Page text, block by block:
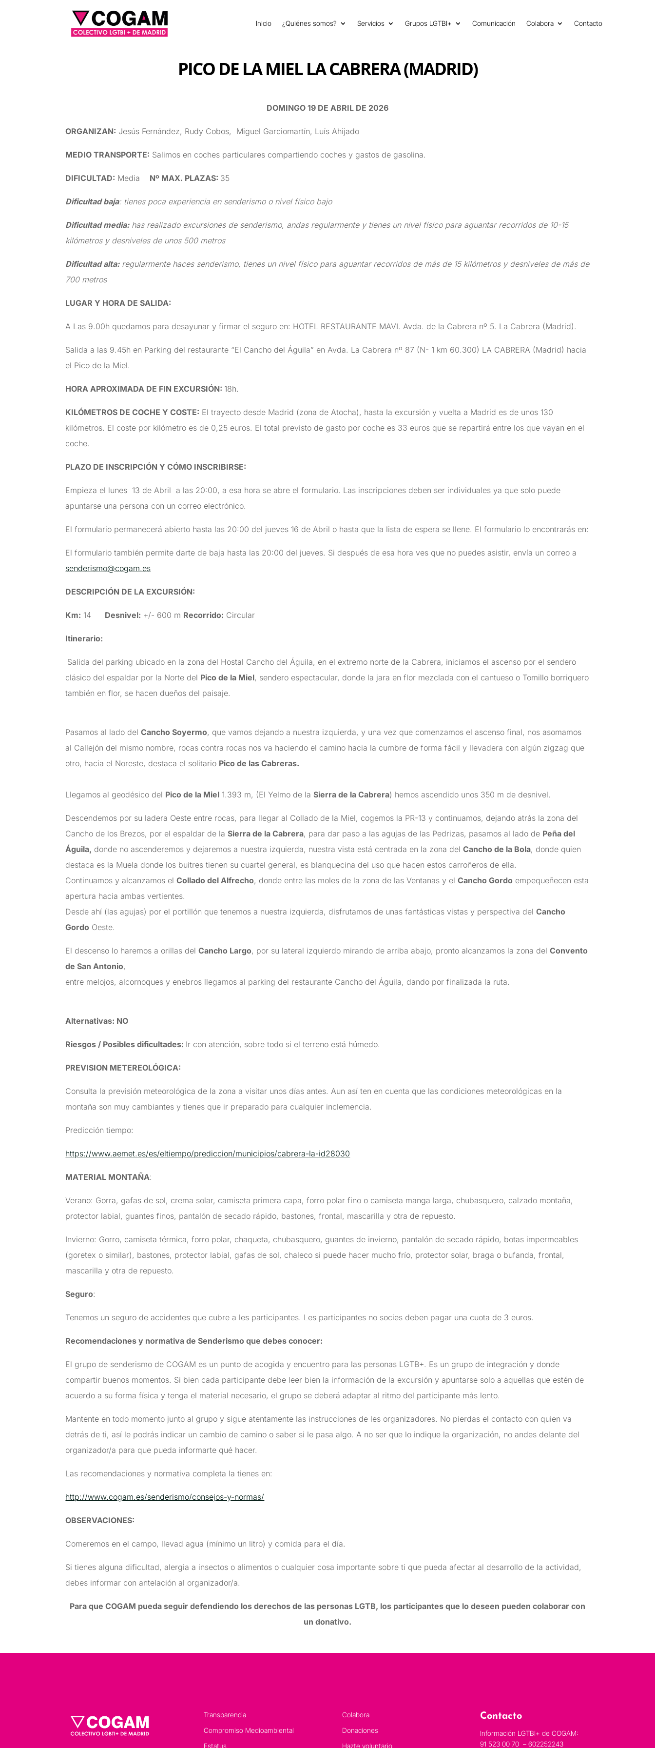
Inicio ¿Quiénes somos? Servicios Grupos LGTBI+ Comunicación Colabora Contacto
PICO DE LA MIEL LA CABRERA (MADRID)
DOMINGO 19 DE ABRIL DE 2026
ORGANIZAN: Jesús Fernández, Rudy Cobos, Miguel Garciomartín, Luís Ahijado
MEDIO TRANSPORTE: Salimos en coches particulares compartiendo coches y gastos de gasolina.
DIFICULTAD: Media Nº MAX. PLAZAS: 35
Dificultad baja: tienes poca experiencia en senderismo o nivel físico bajo
Dificultad media:has realizado excursiones de senderismo, andas regularmente y tienes un nivel físico para aguantar recorridos de 10-15
kilómetros y desniveles de unos 500 metros
Dificultad alta:regularmente haces senderismo, tienes un nivel físico para aguantar recorridos de más de 15 kilómetros y desniveles de más de
700 metros
LUGAR Y HORA DE SALIDA:
A Las 9.00h quedamos para desayunar y firmar el seguro en: HOTEL RESTAURANTE MAVI. Avda. de la Cabrera nº 5. La Cabrera (Madrid).
Salida a las 9.45h en Parking del restaurante “El Cancho del Águila” en Avda. La Cabrera nº 87 (N- 1 km 60.300) LA CABRERA (Madrid) hacia
el Pico de la Miel.
HORA APROXIMADA DE FIN EXCURSIÓN: 18h.
KILÓMETROS DE COCHE Y COSTE: El trayecto desde Madrid (zona de Atocha), hasta la excursión y vuelta a Madrid es de unos 130
kilómetros. El coste por kilómetro es de 0,25 euros. El total previsto de gasto por coche es 33 euros que se repartirá entre los que vayan en el
coche.
PLAZO DE INSCRIPCIÓN Y CÓMO INSCRIBIRSE:
Empieza el lunes 13 de Abril a las 20:00, a esa hora se abre el formulario. Las inscripciones deben ser individuales ya que solo puede
apuntarse una persona con un correo electrónico.
El formulario permanecerá abierto hasta las 20:00 del jueves 16 de Abril o hasta que la lista de espera se llene. El formulario lo encontrarás en:
El formulario también permite darte de baja hasta las 20:00 del jueves. Si después de esa hora ves que no puedes asistir, envía un correo a
senderismo@cogam.es
DESCRIPCIÓN DE LA EXCURSIÓN:
Km: 14 Desnivel: +/- 600 m Recorrido: Circular
Itinerario:
Salida del parking ubicado en la zona del Hostal Cancho del Águila, en el extremo norte de la Cabrera, iniciamos el ascenso por el sendero
clásico del espaldar por la Norte del Pico de la Miel, sendero espectacular, donde la jara en flor mezclada con el cantueso o Tomillo borriquero
también en flor, se hacen dueños del paisaje.
Pasamos al lado delCancho Soyermo, que vamos dejando a nuestra izquierda, y una vez que comenzamos el ascenso final, nos asomamos
al Callejón del mismo nombre, rocas contra rocas nos va haciendo el camino hacia la cumbre de forma fácil y llevadera con algún zigzag que
otro, hacia el Noreste, destaca el solitario Pico de las Cabreras.
Llegamos al geodésico del Pico de la Miel 1.393 m, (El Yelmo de laSierra de la Cabrera) hemos ascendido unos 350 m de desnivel.
Descendemos por su ladera Oeste entre rocas, para llegar al Collado de la Miel, cogemos la PR-13 y continuamos, dejando atrás la zona del
Cancho de los Brezos, por el espaldar de laSierra de la Cabrera, para dar paso a las agujas de las Pedrizas, pasamos al lado de Peña del
Águila, donde no ascenderemos y dejaremos a nuestra izquierda, nuestra vista está centrada en la zona delCancho de la Bola, donde quien
destaca es la Muela donde los buitres tienen su cuartel general, es blanquecina del uso que hacen estos carroñeros de ella.
Continuamos y alcanzamos elCollado del Alfrecho, donde entre las moles de la zona de las Ventanas y elCancho Gordo empequeñecen esta
apertura hacia ambas vertientes.
Desde ahí (las agujas) por el portillón que tenemos a nuestra izquierda, disfrutamos de unas fantásticas vistas y perspectiva delCancho
Gordo Oeste.
El descenso lo haremos a orillas delCancho Largo, por su lateral izquierdo mirando de arriba abajo, pronto alcanzamos la zona delConvento
de San Antonio,
entre melojos, alcornoques y enebros llegamos al parking del restaurante Cancho del Águila, dando por finalizada la ruta.
Alternativas: NO
Riesgos / Posibles dificultades: Ir con atención, sobre todo si el terreno está húmedo.
PREVISION METEREOLÓGICA:
Consulta la previsión meteorológica de la zona a visitar unos días antes. Aun así ten en cuenta que las condiciones meteorológicas en la
montaña son muy cambiantes y tienes que ir preparado para cualquier inclemencia.
Predicción tiempo:
https://www.aemet.es/es/eltiempo/prediccion/municipios/cabrera-la-id28030
MATERIAL MONTAÑA:
Verano: Gorra, gafas de sol, crema solar, camiseta primera capa, forro polar fino o camiseta manga larga, chubasquero, calzado montaña,
protector labial, guantes finos, pantalón de secado rápido, bastones, frontal, mascarilla y otra de repuesto.
Invierno: Gorro, camiseta térmica, forro polar, chaqueta, chubasquero, guantes de invierno, pantalón de secado rápido, botas impermeables
(goretex o similar), bastones, protector labial, gafas de sol, chaleco si puede hacer mucho frío, protector solar, braga o bufanda, frontal,
mascarilla y otra de repuesto.
Seguro:
Tenemos un seguro de accidentes que cubre a les participantes. Les participantes no socies deben pagar una cuota de 3 euros.
Recomendaciones y normativa de Senderismo que debes conocer:
El grupo de senderismo de COGAM es un punto de acogida y encuentro para las personas LGTB+. Es un grupo de integración y donde
compartir buenos momentos. Si bien cada participante debe leer bien la información de la excursión y apuntarse solo a aquellas que estén de
acuerdo a su forma física y tenga el material necesario, el grupo se deberá adaptar al ritmo del participante más lento.
Mantente en todo momento junto al grupo y sigue atentamente las instrucciones de les organizadores. No pierdas el contacto con quien va
detrás de ti, así le podrás indicar un cambio de camino o saber si le pasa algo. A no ser que lo indique la organización, no andes delante del
organizador/a para que pueda informarte qué hacer.
Las recomendaciones y normativa completa la tienes en:
http://www.cogam.es/senderismo/consejos-y-normas/
OBSERVACIONES:
Comeremos en el campo, llevad agua (mínimo un litro) y comida para el día.
Si tienes alguna dificultad, alergia a insectos o alimentos o cualquier cosa importante sobre ti que pueda afectar al desarrollo de la actividad,
debes informar con antelación al organizador/a.
Para que COGAM pueda seguir defendiendo los derechos de las personas LGTB, los participantes que lo deseen pueden colaborar con
un donativo.
Transparencia
Compromiso Medioambiental
Estatus
Colabora
Donaciones
Hazte voluntario
Contacto
Información LGTBI+ de COGAM:
91 523 00 70 – 602252243